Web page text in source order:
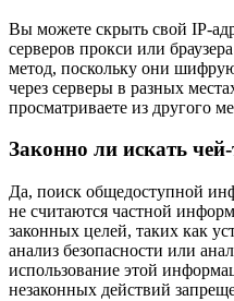
Вы можете скрыть свой IP-
серверов прокси или
метод, поскольку они
через серверы в разных
просматриваете из другого
Законно ли искать
Да, поиск общедоступной
не считаются частной
законных целей, таких как
анализ безопасности или
использование этой
незаконных действий